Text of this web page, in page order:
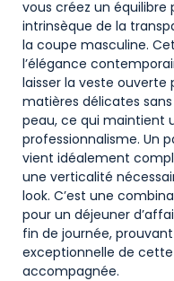
vous créez un
intrinsèque de la
la coupe masculine.
l’élégance
laisser la veste ouverte
matières délicates
peau, ce qui maintient
professionnalisme. Un
vient idéalement
une verticalité
look. C’est une
pour un déjeuner
fin de journée,
exceptionnelle de cette
accompagnée.